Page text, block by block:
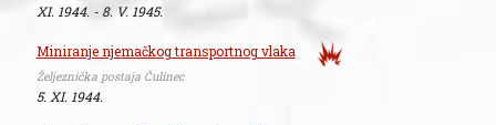
XI. 1944. - 8. V. 1945.
Miniranje njemačkog transportnog vlaka
Željeznička postaja Čulinec
5. XI. 1944.